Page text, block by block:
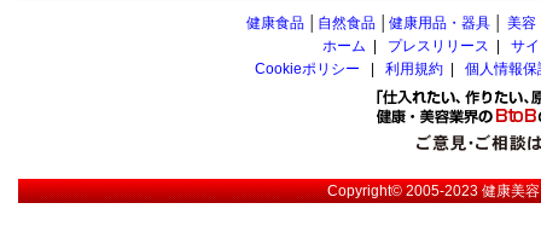
健康食品 自然食品 健康用品・器具 美容
ホーム
プレスリリース
サ
Cookieポリシー
利用規約 個人情報
Copyright© 2005-2023健康美